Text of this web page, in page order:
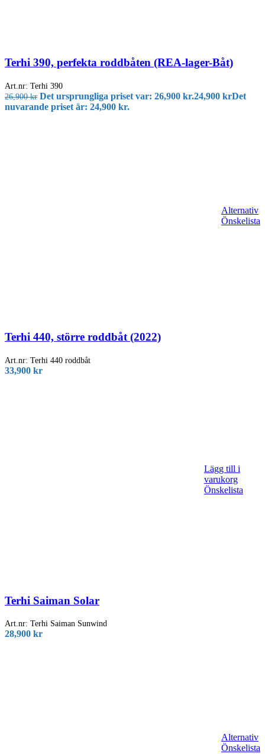
Terhi 390, perfekta roddbåten (REA-lager-Båt)
Art.nr: Terhi 390
26,900kr Det ursprungliga priset var: 26,900 kr.24,900 krDet
nuvarande priset är: 24,900 kr.
Alternativ
Önskelista
Terhi 440, större roddbåt (2022)
Art.nr: Terhi 440 roddbåt
33,900 kr
Lägg till i
varukorg
Önskelista
Terhi Saiman Solar
Art.nr: Terhi Saiman Sunwind
28,900 kr
Alternativ
Önskelista